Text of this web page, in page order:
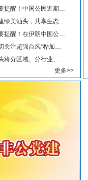
重要提醒！中国公民近期避...
共建绿美汕头，共享生态家...
重要提醒！在伊朗中国公民...
密切关注超强台风“桦加沙...
汕头将分区域、分行业、分...
更多>>